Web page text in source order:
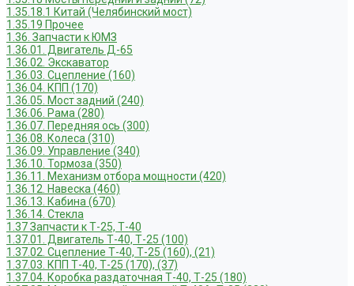
1.35.18.1 Китай (Челябинский мост)
1.35.19 Прочее
1.36. Запчасти к ЮМЗ
1.36.01. Двигатель Д-65
1.36.02. Экскаватор
1.36.03. Сцепление (160)
1.36.04. КПП (170)
1.36.05. Мост задний (240)
1.36.06. Рама (280)
1.36.07. Передняя ось (300)
1.36.08. Колеса (310)
1.36.09. Управление (340)
1.36.10. Тормоза (350)
1.36.11. Механизм отбора мощности (420)
1.36.12. Навеска (460)
1.36.13. Кабина (670)
1.36.14. Стекла
1.37 Запчасти к Т-25, Т-40
1.37.01. Двигатель Т-40, Т-25 (100)
1.37.02. Сцепление Т-40, Т-25 (160), (21)
1.37.03. КПП Т-40, Т-25 (170), (37)
1.37.04. Коробка раздаточная Т-40, Т-25 (180)